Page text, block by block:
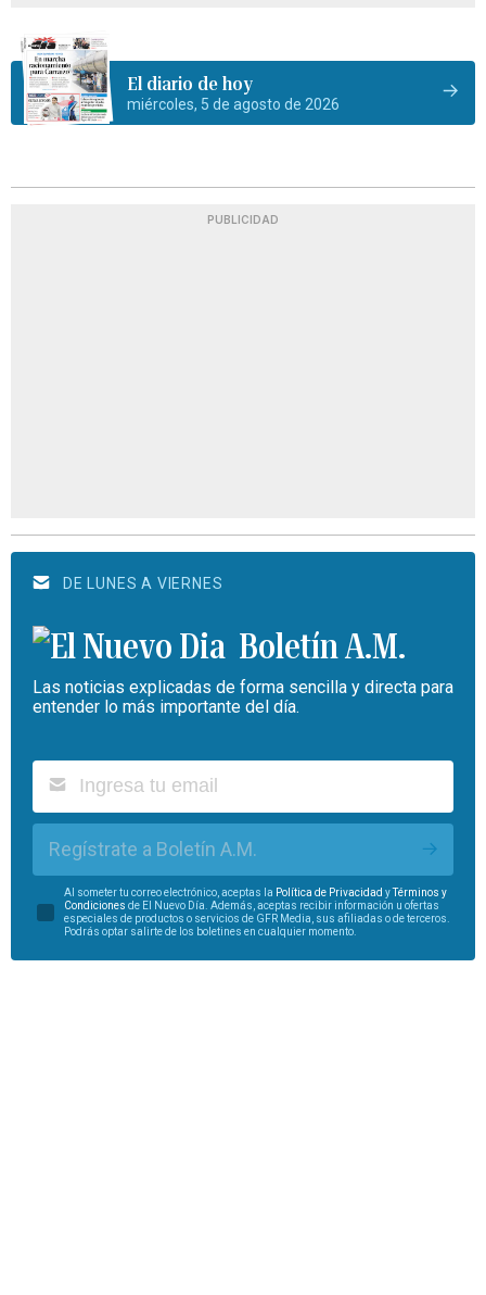
El diario de hoy
miércoles, 5 de agosto de 2026
PUBLICIDAD
DE LUNES A VIERNES
Boletín A.M.
Las noticias explicadas de forma sencilla y directa para
entender lo más importante del día.
Regístrate a Boletín A.M.
Al someter tu correo electrónico, aceptas la Política de Privacidad yTérminos y
Condiciones de El Nuevo Día. Además, aceptas recibir información u ofertas
especiales de productos o servicios de GFR Media, sus afiliadas o de terceros.
Podrás optar salirte de los boletines en cualquier momento.